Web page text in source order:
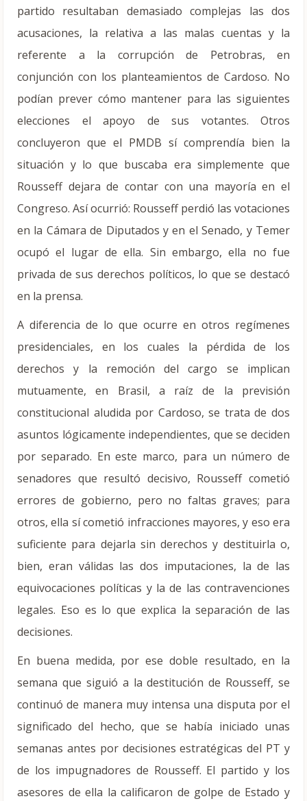
partido resultaban demasiado complejas las dos
acusaciones, la relativa a las malas cuentas y la
referente a la corrupción de Petrobras, en
conjunción con los planteamientos de Cardoso. No
podían prever cómo mantener para las siguientes
elecciones el apoyo de sus votantes. Otros
concluyeron que el PMDB sí comprendía bien la
situación y lo que buscaba era simplemente que
Rousseff dejara de contar con una mayoría en el
Congreso. Así ocurrió: Rousseff perdió las votaciones
en la Cámara de Diputados y en el Senado, y Temer
ocupó el lugar de ella. Sin embargo, ella no fue
privada de sus derechos políticos, lo que se destacó
en la prensa.
A diferencia de lo que ocurre en otros regímenes
presidenciales, en los cuales la pérdida de los
derechos y la remoción del cargo se implican
mutuamente, en Brasil, a raíz de la previsión
constitucional aludida por Cardoso, se trata de dos
asuntos lógicamente independientes, que se deciden
por separado. En este marco, para un número de
senadores que resultó decisivo, Rousseff cometió
errores de gobierno, pero no faltas graves; para
otros, ella sí cometió infracciones mayores, y eso era
suficiente para dejarla sin derechos y destituirla o,
bien, eran válidas las dos imputaciones, la de las
equivocaciones políticas y la de las contravenciones
legales. Eso es lo que explica la separación de las
decisiones.
En buena medida, por ese doble resultado, en la
semana que siguió a la destitución de Rousseff, se
continuó de manera muy intensa una disputa por el
significado del hecho, que se había iniciado unas
semanas antes por decisiones estratégicas del PT y
de los impugnadores de Rousseff. El partido y los
asesores de ella la calificaron de golpe de Estado y